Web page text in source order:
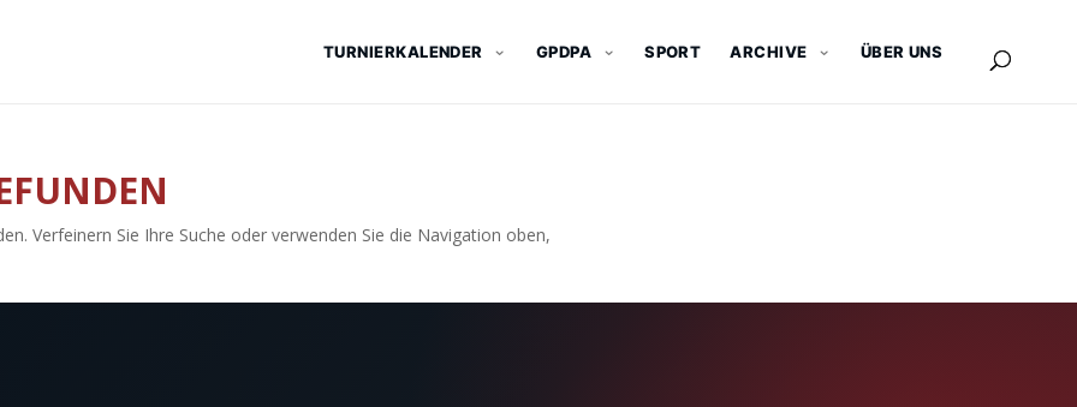
TURNIERKALENDER GPDPA SPORT ARCHIVE ÜBER UNS
Verfeinern Sie Ihre Suche oder verwenden Sie die Navigation oben,